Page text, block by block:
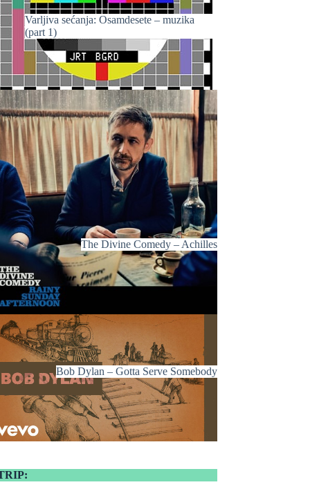
Varljiva sećanja: Osamdesete – muzika
(part 1)
The Divine Comedy – Achilles
Bob Dylan – Gotta Serve Somebody